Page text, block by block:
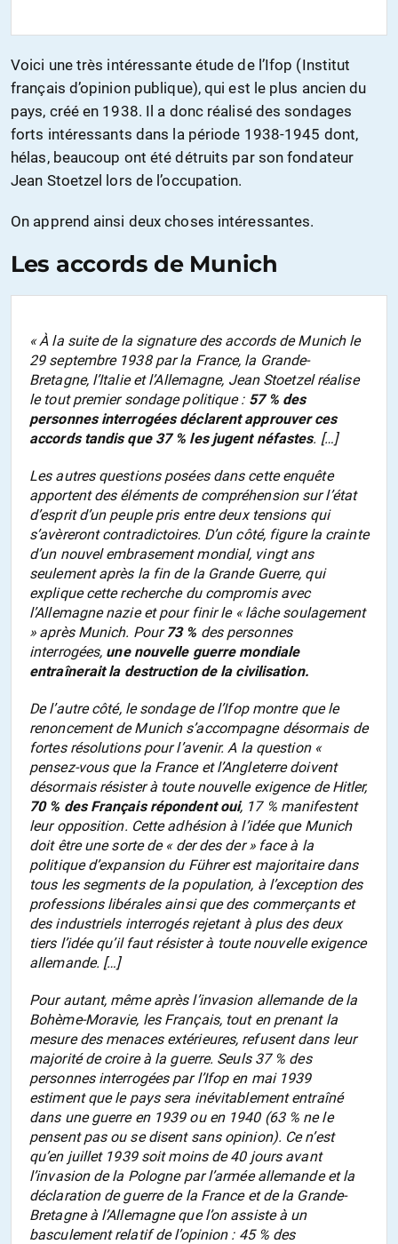
Voici une très intéressante étude de l’Ifop (Institut
français d’opinion publique), qui est le plus ancien du
pays, créé en 1938. Il a donc réalisé des sondages
forts intéressants dans la période 1938-1945 dont,
hélas, beaucoup ont été détruits par son fondateur
Jean Stoetzel lors de l’occupation.
On apprend ainsi deux choses intéressantes.
Les accords de Munich
« À la suite de la signature des accords de Munich le
29 septembre 1938 par la France, la Grande-
Bretagne, l’Italie et l’Allemagne, Jean Stoetzel réalise
le tout premier sondage politique : 57 % des
personnes interrogées déclarent approuver ces
accords tandis que 37 % les jugent néfastes. […]
Les autres questions posées dans cette enquête
apportent des éléments de compréhension sur l’état
d’esprit d’un peuple pris entre deux tensions qui
s’avèreront contradictoires. D’un côté, figure la crainte
d’un nouvel embrasement mondial, vingt ans
seulement après la fin de la Grande Guerre, qui
explique cette recherche du compromis avec
l’Allemagne nazie et pour finir le « lâche soulagement
» après Munich. Pour73 % des personnes
interrogées, une nouvelle guerre mondiale
entraînerait la destruction de la civilisation.
De l’autre côté, le sondage de l’Ifop montre que le
renoncement de Munich s’accompagne désormais de
fortes résolutions pour l’avenir. A la question «
pensez-vous que la France et l’Angleterre doivent
désormais résister à toute nouvelle exigence de Hitler,
70 % des Français répondent oui, 17 % manifestent
leur opposition. Cette adhésion à l’idée que Munich
doit être une sorte de « der des der » face à la
politique d’expansion du Führer est majoritaire dans
tous les segments de la population, à l’exception des
professions libérales ainsi que des commerçants et
des industriels interrogés rejetant à plus des deux
tiers l’idée qu’il faut résister à toute nouvelle exigence
allemande. […]
Pour autant, même après l’invasion allemande de la
Bohème-Moravie, les Français, tout en prenant la
mesure des menaces extérieures, refusent dans leur
majorité de croire à la guerre. Seuls 37 % des
personnes interrogées par l’Ifop en mai 1939
estiment que le pays sera inévitablement entraîné
dans une guerre en 1939 ou en 1940 (63 % ne le
pensent pas ou se disent sans opinion). Ce n’est
qu’en juillet 1939 soit moins de 40 jours avant
l’invasion de la Pologne par l’armée allemande et la
déclaration de guerre de la France et de la Grande-
Bretagne à l’Allemagne que l’on assiste à un
basculement relatif de l’opinion : 45 % des